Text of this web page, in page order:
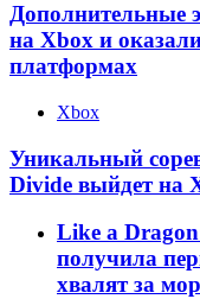
Дополнительные
на Xbox и
платформах
Xbox
Уникальный
Divide выйдет на
Like a
получила
хвалят за